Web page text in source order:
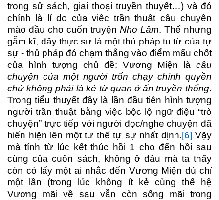
trong sử sách, giai thoại truyền thuyết…) và đó
chính là lí do của việc trần thuật câu chuyện
mào đầu cho cuốn truyện Nho Lâm. Thế nhưng
gẫm kĩ, đây thực sự là một thủ pháp tu từ của tự
sự - thủ pháp đó chạm thẳng vào điểm mấu chốt
của hình tượng chủ đề: Vương Miện là câu
chuyện của một người trốn chạy chính quyền
chứ không phải là kẻ từ quan ở ẩn truyền thống.
Trong tiểu thuyết đây là lần đầu tiên hình tượng
người trần thuật bằng việc bộc lộ ngữ điệu “trò
chuyện” trực tiếp với người đọc/nghe chuyện đã
hiển hiện lên một tư thế tự sự nhất định.[6] Vậy
mà tính từ lúc kết thúc hồi 1 cho đến hồi sau
cùng của cuốn sách, không ở đâu mà ta thấy
còn có lấy một ai nhắc đến Vương Miện dù chỉ
một lần (trong lúc không ít kẻ cùng thế hệ
Vương mãi về sau vẫn còn sống mãi trong